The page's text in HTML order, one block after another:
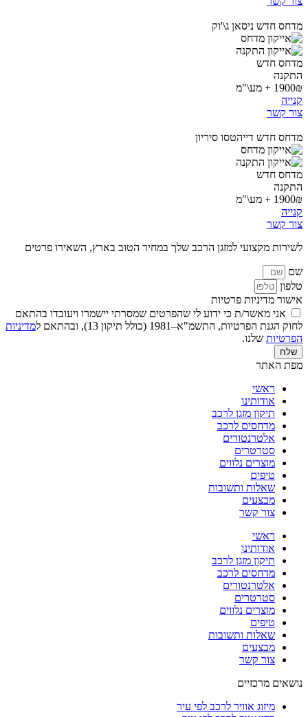
מדחס חדש ניסאן ג\'וק
מדחס חדש
התקנה
1900₪ + מע\"מ
קנייה
צור קשר
מדחס חדש דייהטסו סיריון
מדחס חדש
התקנה
1900₪ + מע\"מ
קנייה
צור קשר
לשירות מקצועי למזגן הרכב שלך במחיר הטוב בארץ, השאירו פרטים
שם
טלפון
אישור מדיניות פרטיות
אני מאשר/ת כי ידוע לי שהפרטים שמסרתי יישמרו ויעובדו בהתאם
לחוק הגנת הפרטיות, התשמ"א–1981 (כולל תיקון 13), ובהתאם ל
מדיניות
הפרטיות שלנו.
שלח
מפת האתר
ראשי
אודותינו
תיקון מזגן לרכב
מדחסים לרכב
אלטרנטורים
סטרטרים
מוצרים נלווים
טיפים
שאלות ותשובות
מבצעים
צור קשר
ראשי
אודותינו
תיקון מזגן לרכב
מדחסים לרכב
אלטרנטורים
סטרטרים
מוצרים נלווים
טיפים
שאלות ותשובות
מבצעים
צור קשר
נושאים מרכזיים
מיזוג אוויר לרכב לפי עיר